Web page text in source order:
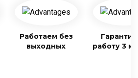
Работаем без
выходных
работу 3